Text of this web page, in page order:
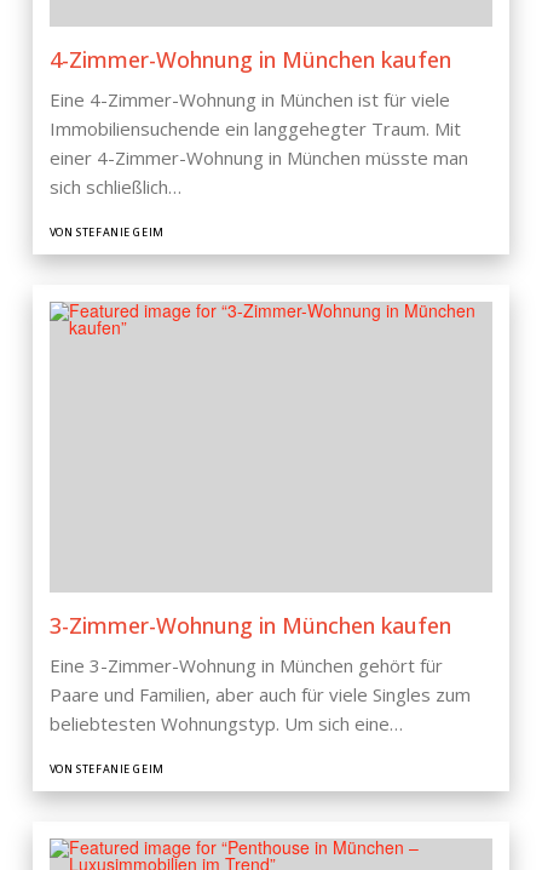
4-Zimmer-Wohnung in München kaufen
Eine 4-Zimmer-Wohnung in München ist für viele
Immobiliensuchende ein langgehegter Traum. Mit
einer 4-Zimmer-Wohnung in München müsste man
sich schließlich…
VON STEFANIE GEIM
3-Zimmer-Wohnung in München kaufen
Eine 3-Zimmer-Wohnung in München gehört für
Paare und Familien, aber auch für viele Singles zum
beliebtesten Wohnungstyp. Um sich eine…
VON STEFANIE GEIM